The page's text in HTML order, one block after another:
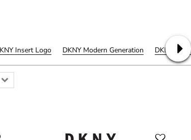
Insert Logo DKNY Modern Generation DKNY